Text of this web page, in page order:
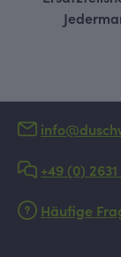
+49 (0)
Häufige